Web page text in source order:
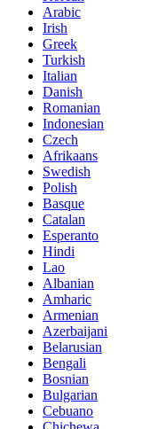
Arabic
Irish
Greek
Turkish
Italian
Danish
Romanian
Indonesian
Czech
Afrikaans
Swedish
Polish
Basque
Catalan
Esperanto
Hindi
Lao
Albanian
Amharic
Armenian
Azerbaijani
Belarusian
Bengali
Bosnian
Bulgarian
Cebuano